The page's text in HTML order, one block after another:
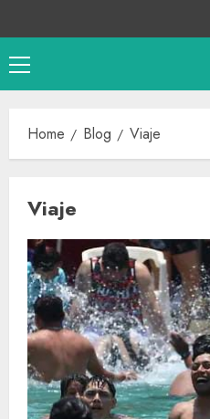
Home Blog Viaje
Viaje